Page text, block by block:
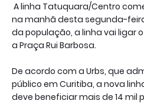
A linha Tatuquara/Centro
na manhã desta segunda-
da população, a linha vai ligar
a Praça Rui Barbosa.
De acordo com a Urbs, que
público em Curitiba, a nova
deve beneficiar mais de 14 mil